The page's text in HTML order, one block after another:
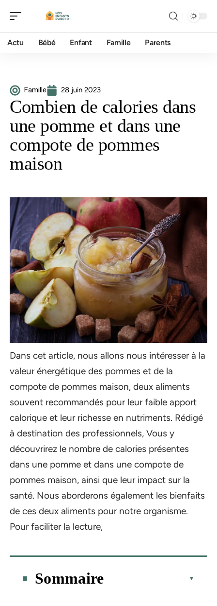
Actu Bébé Enfant Famille Parents
Famille 28 juin 2023
Combien de calories dans
une pomme et dans une
compote de pommes
maison
Dans cet article, nous allons nous intéresser à la
valeur énergétique des pommes et de la
compote de pommes maison, deux aliments
souvent recommandés pour leur faible apport
calorique et leur richesse en nutriments. Rédigé
à destination des professionnels, Vous y
découvrirez le nombre de calories présentes
dans une pomme et dans une compote de
pommes maison, ainsi que leur impact sur la
santé. Nous aborderons également les bienfaits
de ces deux aliments pour notre organisme.
Pour faciliter la lecture,
Sommaire